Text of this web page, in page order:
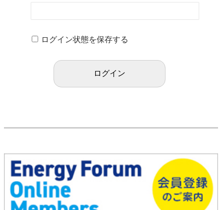
ログイン状態を保存する